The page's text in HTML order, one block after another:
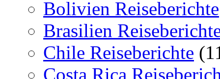
Bolivien Reiseberichte
Brasilien
Chile Reiseberichte
Costa Rica